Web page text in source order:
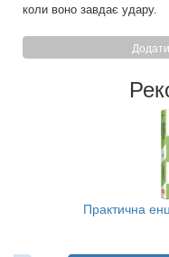
коли воно завдає удару.
Додати
Практична